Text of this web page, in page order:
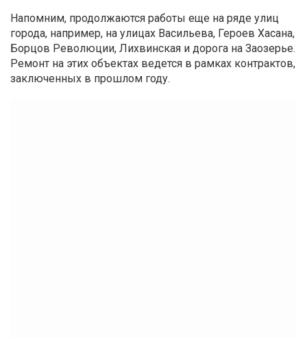
Напомним, продолжаются работы еще на ряде улиц
города, например, на улицах Васильева, Героев Хасана,
Борцов Революции, Лихвинская и дорога на Заозерье.
Ремонт на этих объектах ведется в рамках контрактов,
заключенных в прошлом году.